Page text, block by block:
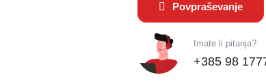
Povpraševanje
Imate li pitanja?
+385 98